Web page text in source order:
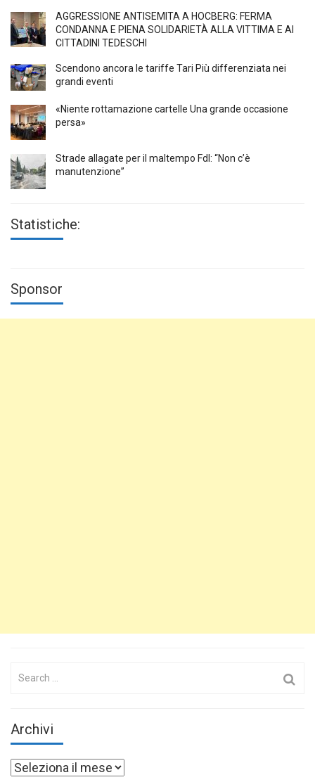
AGGRESSIONE ANTISEMITA A HÖCBERG: FERMA
CONDANNA E PIENA SOLIDARIETÀ ALLA VITTIMA E AI
CITTADINI TEDESCHI
Scendono ancora le tariffe Tari Più differenziata nei
grandi eventi
«Niente rottamazione cartelle Una grande occasione
persa»
Strade allagate per il maltempo FdI: “Non c’è
manutenzione”
Statistiche:
Sponsor
Search
Archivi
Archivi